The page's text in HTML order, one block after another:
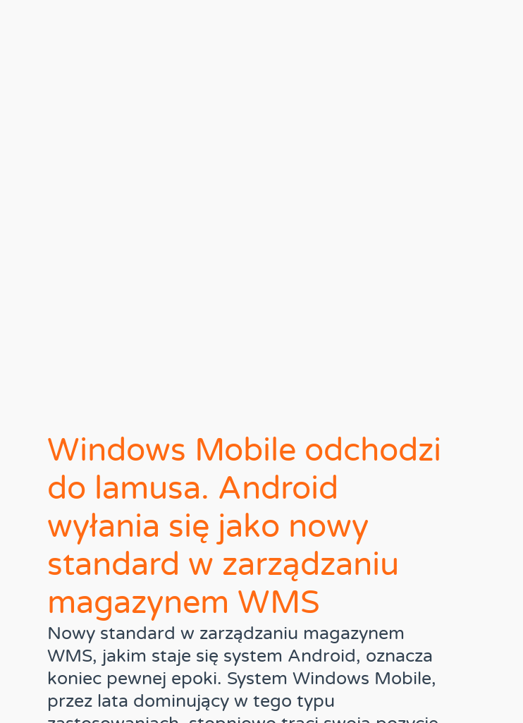
Windows Mobile odchodzi
do lamusa. Android
wyłania się jako nowy
standard w zarządzaniu
magazynem WMS
Nowy standard w zarządzaniu magazynem
WMS, jakim staje się system Android, oznacza
koniec pewnej epoki. System Windows Mobile,
przez lata dominujący w tego typu